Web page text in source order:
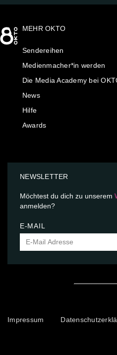
MEHR OKTO
Sendereihen
Medienmacher*in werden
Die Media Academy bei
News
Hilfe
Awards
NEWSLETTER
Möchtest du dich zu unserem
anmelden?
E-MAIL
Impressum